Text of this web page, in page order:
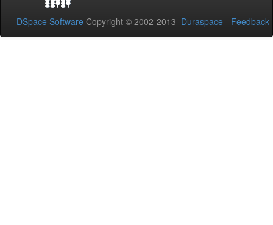
DSpace Software Copyright © 2002-2013 Duraspace - Feedback